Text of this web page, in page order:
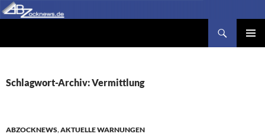
Zum
Inhalt
Schlagwort-Archiv: Vermittlung
ABZOCKNEWS,AKTUELLE WARNUNGEN